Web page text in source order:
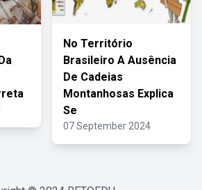
No Território
Brasileiro A Ausência
De Cadeias
Montanhosas Explica
Se
07 September 2024